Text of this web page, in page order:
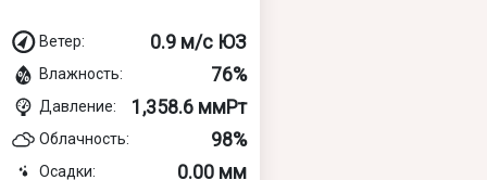
Ветер: 0.9 м/с ЮЗ
Влажность: 76%
Давление: 1,358.6 ммРт
Облачность: 98%
Осадки: 0.00 мм